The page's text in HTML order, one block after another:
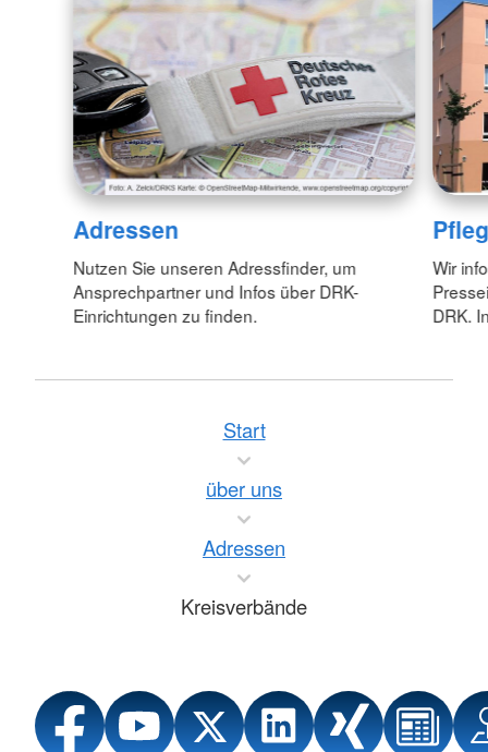
Adressen
Nutzen Sie unseren Adressfinder, um
Ansprechpartner und Infos über DRK-
Einrichtungen zu finden.
Wir
DRK.
Start
über uns
Adressen
Kreisverbände